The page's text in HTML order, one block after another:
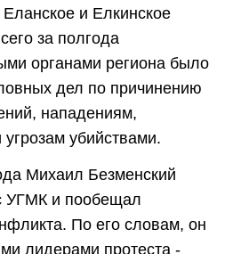
и Елкинское
за полгода
органами региона было
дел по причинению
нападениям,
убийствами.
Михаил Безменский
УГМК и пообещал
По его словам, он
лидерами протеста -